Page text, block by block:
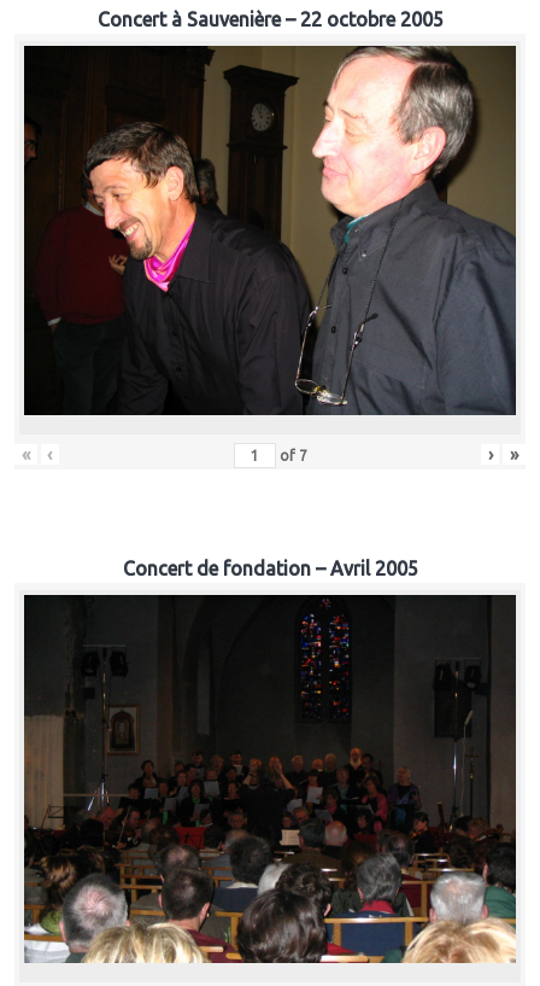
Concert à Sauvenière – 22 octobre 2005
« ‹ of 7 › »
Concert de fondation – Avril 2005